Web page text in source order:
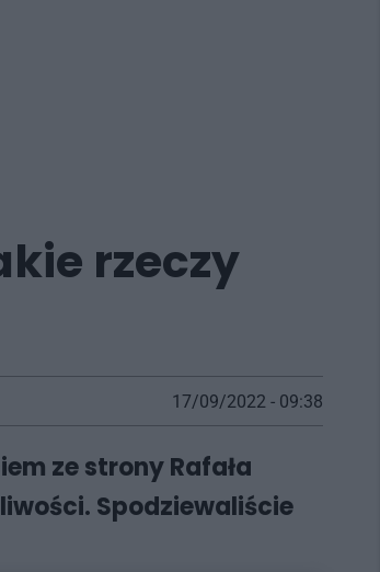
rzeczy
17/09/2022 - 09:38
ze strony Rafała
Spodziewaliście